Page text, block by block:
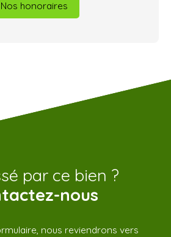
Nos honoraires
par ce bien ?
nous
nous reviendrons vers